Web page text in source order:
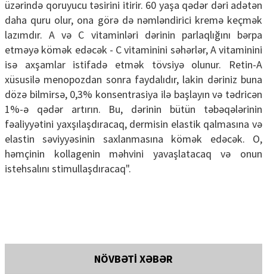
üzərində qoruyucu təsirini itirir. 60 yaşa qədər dəri adətən
daha quru olur, ona görə də nəmləndirici kremə keçmək
lazımdır. A və C vitaminləri dərinin parlaqlığını bərpa
etməyə kömək edəcək - C vitaminini səhərlər, A vitaminini
isə axşamlar istifadə etmək tövsiyə olunur. Retin-A
xüsusilə menopozdan sonra faydalıdır, lakin dəriniz buna
dözə bilmirsə, 0,3% konsentrasiya ilə başlayın və tədricən
1%-ə qədər artırın. Bu, dərinin bütün təbəqələrinin
fəaliyyətini yaxşılaşdıracaq, dermisin elastik qalmasına və
elastin səviyyəsinin saxlanmasına kömək edəcək. O,
həmçinin kollagenin məhvini yavaşlatacaq və onun
istehsalını stimullaşdıracaq".
NÖVBƏTİ XƏBƏR